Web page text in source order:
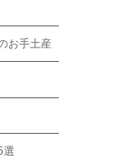
お手土産
選